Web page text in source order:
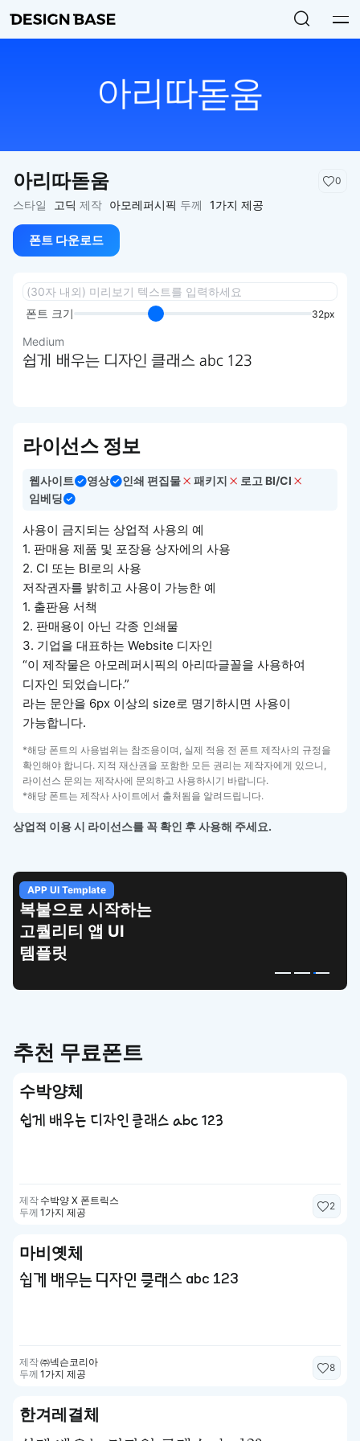
아리따돋움 0
스타일 고딕 제작 아모레퍼시픽 두께 1가지 제공
폰트 다운로드
폰트 크기 32px
Medium
쉽게 배우는 디자인 클래스 abc 123
라이선스 정보
웹사이트 영상 인쇄 편집물 패키지
로고 BI/CI
임베딩
사용이 금지되는 상업적 사용의 예
1. 판매용 제품 및 포장용 상자에의 사용
2. CI 또는 BI로의 사용
저작권자를 밝히고 사용이 가능한 예
1. 출판용 서책
2. 판매용이 아닌 각종 인쇄물
3. 기업을 대표하는 Website 디자인
“이 제작물은 아모레퍼시픽의 아리따글꼴을 사용하여
디자인 되었습니다.”
라는 문안을 6px 이상의 size로 명기하시면 사용이
가능합니다.
*해당 폰트의 사용범위는 참조용이며, 실제 적용 전 폰트 제작사의 규정을
확인해야 합니다. 지적 재산권을 포함한 모든 권리는 제작자에게 있으니,
라이선스 문의는 제작사에 문의하고 사용하시기 바랍니다.
*해당 폰트는 제작사 사이트에서 출처됨을 알려드립니다.
상업적 이용 시 라이선스를 꼭 확인 후 사용해 주세요.
APP UI Template
복붙으로 시작하는
고퀄리티 앱 UI
템플릿
추천 무료폰트
수박양체
쉽게 배우는 디자인 클래스 abc 123
제작 수박양 X 폰트릭스
두께 1가지 제공
2
마비옛체
쉽게 배우는 디자인 클래스 abc 123
제작㈜넥슨코리아
두께 1가지 제공
8
한겨레결체